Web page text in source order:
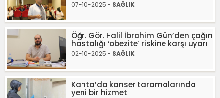
07-10-2025 - SAĞLIK
Öğr. Gör. Halil İbrahim Gün’den çağın
hastalığı ‘obezite’ riskine karşı uyarı
02-10-2025 - SAĞLIK
Kahta’da kanser taramalarında
yeni bir hizmet